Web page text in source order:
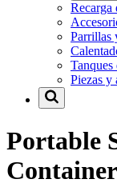
Recarga
Parrillas
Tanques
Piezas y
Portable